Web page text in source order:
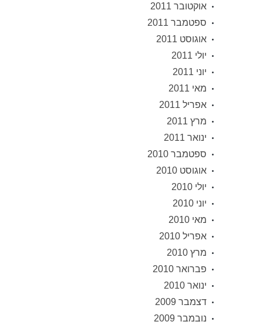
אוקטובר 2011
ספטמבר 2011
אוגוסט 2011
יולי 2011
יוני 2011
מאי 2011
אפריל 2011
מרץ 2011
ינואר 2011
ספטמבר 2010
אוגוסט 2010
יולי 2010
יוני 2010
מאי 2010
אפריל 2010
מרץ 2010
פברואר 2010
ינואר 2010
דצמבר 2009
נובמבר 2009